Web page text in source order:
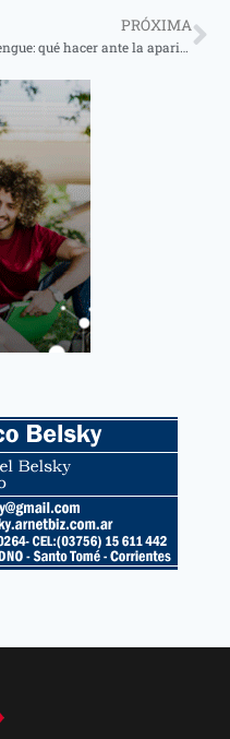
PRÓXIMA
Dengue: qué hacer ante la aparición de síntomas